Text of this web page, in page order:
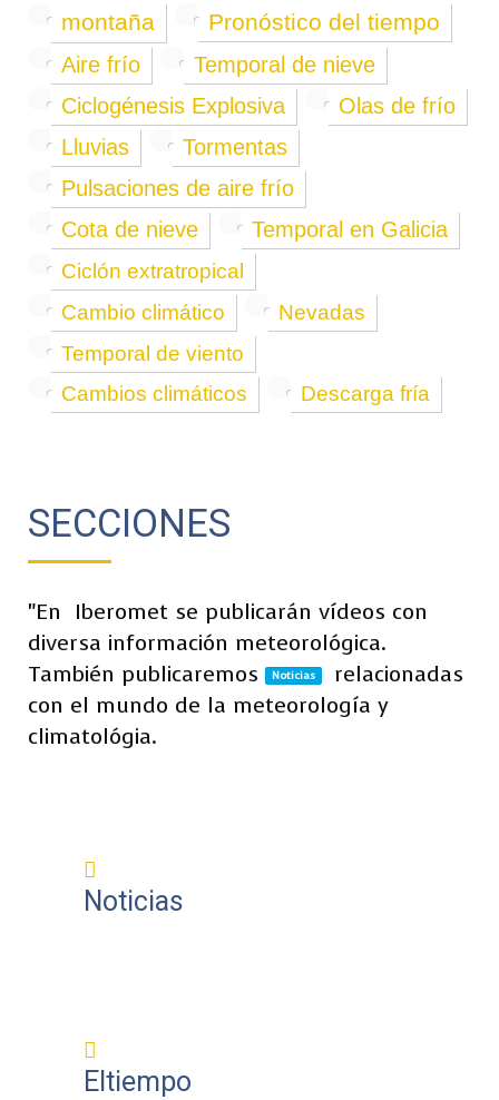
montaña Pronóstico del tiempo
Aire frío
Temporal de nieve
Ciclogénesis Explosiva
Olas de frío
Lluvias
Tormentas
Pulsaciones de aire frío
Cota de nieve
Temporal en Galicia
Ciclón extratropical
Cambio climático
Nevadas
Temporal de viento
Cambios climáticos Descarga fría
SECCIONES
"En
Iberomet se publicarán vídeos con
diversa información meteorológica.
También publicaremos
Noticias
relacionadas
con el mundo de la meteorología y
climatológia.
Noticias
Eltiempo